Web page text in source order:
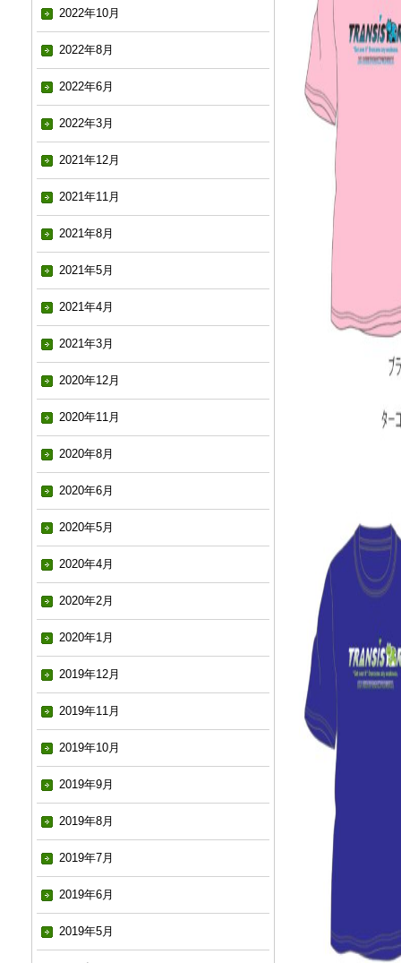
2022年10月
2022年8月
2022年6月
2022年3月
2021年12月
2021年11月
2021年8月
2021年5月
2021年4月
2021年3月
2020年12月
2020年11月
2020年8月
2020年6月
2020年5月
2020年4月
2020年2月
2020年1月
2019年12月
2019年11月
2019年10月
2019年9月
2019年8月
2019年7月
2019年6月
2019年5月